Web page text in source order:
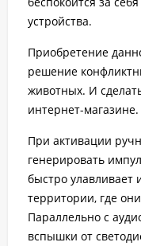
устройства.
Приобретение
решение
животных. И
интернет-магазине.
При активации
генерировать
быстро улавливает
территории, где
Параллельно с
вспышки от